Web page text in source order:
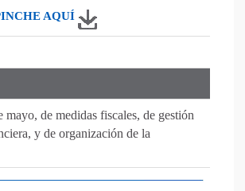
AQUÍ
de medidas fiscales, de gestión
y de organización de la